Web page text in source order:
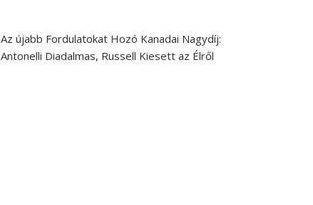
Az újabb Fordulatokat Hozó Kanadai Nagydíj:
Antonelli Diadalmas, Russell Kiesett az Élről